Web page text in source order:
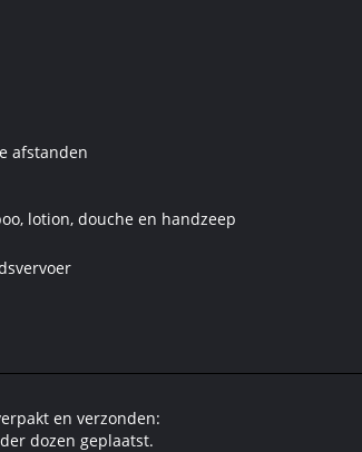
afstanden
lotion, douche en handzeep
en verzonden:
dozen geplaatst.